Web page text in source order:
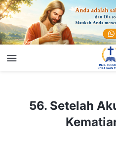
56. Setelah Aku Mengetahui
56. Setelah